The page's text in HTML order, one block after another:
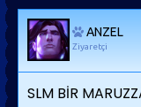
ANZEL
Ziyaretçi
SLM BİR